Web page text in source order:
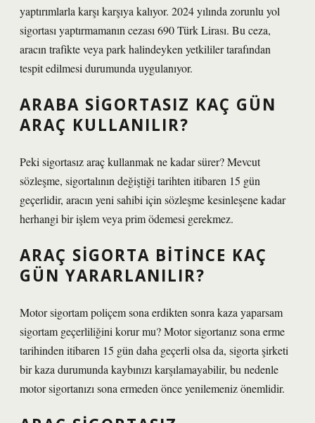
yaptırımlarla karşı karşıya kalıyor. 2024 yılında zorunlu yol
sigortası yaptırmamanın cezası 690 Türk Lirası. Bu ceza,
aracın trafikte veya park halindeyken yetkililer tarafından
tespit edilmesi durumunda uygulanıyor.
ARABA SIGORTASIZ KAÇ GÜN
ARAÇ KULLANILIR?
Peki sigortasız araç kullanmak ne kadar sürer? Mevcut
sözleşme, sigortalının değiştiği tarihten itibaren 15 gün
geçerlidir, aracın yeni sahibi için sözleşme kesinleşene kadar
herhangi bir işlem veya prim ödemesi gerekmez.
ARAÇ SIGORTA BITINCE KAÇ
GÜN YARARLANILIR?
Motor sigortam poliçem sona erdikten sonra kaza yaparsam
sigortam geçerliliğini korur mu? Motor sigortanız sona erme
tarihinden itibaren 15 gün daha geçerli olsa da, sigorta şirketi
bir kaza durumunda kaybınızı karşılamayabilir, bu nedenle
motor sigortanızı sona ermeden önce yenilemeniz önemlidir.